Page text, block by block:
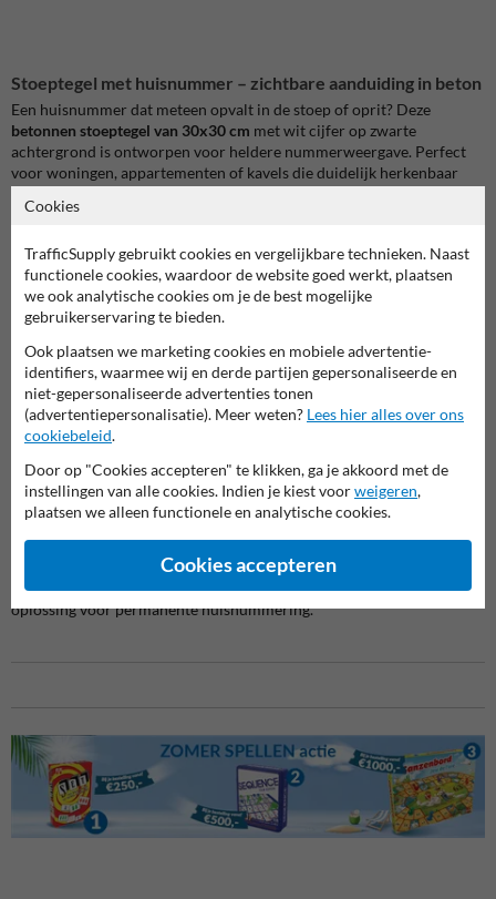
Stoeptegel met huisnummer – zichtbare aanduiding in beton
Een huisnummer dat meteen opvalt in de stoep of oprit? Deze
betonnen stoeptegel van 30x30 cm met wit cijfer op zwarte
achtergrond is ontworpen voor heldere nummerweergave. Perfect
voor woningen, appartementen of kavels die duidelijk herkenbaar
De tegel is vervaardigd uit hogesterktebeton en voorzien van een
slijtvaste opdruk. De witte cijfers springen duidelijk in het oog en
blijven goed leesbaar bij regen, vuil of intensief gebruik.
Toepassingsmogelijkheden
Deze nummertegel is geschikt voor:
Opritten van woningen
Voetpaden in woonwijken
Toegangen tot appartementsgebouwen
Parkeerzones met genummerde plaatsen
Bedrijfsterreinen met genummerde ingangen
Discreet geïntegreerd in de verharding
De tegel wordt ingewerkt in bestaande bestrating, waardoor je geen
aparte borden of stickers nodig hebt. Een nette, onderhoudsarme
oplossing voor permanente huisnummering.
Cookies
TrafficSupply gebruikt cookies en vergelijkbare technieken. Naast
functionele cookies, waardoor de website goed werkt, plaatsen
we ook analytische cookies om je de best mogelijke
gebruikerservaring te bieden.
Ook plaatsen we marketing cookies en mobiele advertentie-
identifiers, waarmee wij en derde partijen gepersonaliseerde en
niet-gepersonaliseerde advertenties tonen
(advertentiepersonalisatie). Meer weten? Lees hier alles over ons
cookiebeleid.
Door op "Cookies accepteren" te klikken, ga je akkoord met de
instellingen van alle cookies. Indien je kiest voorweigeren,
plaatsen we alleen functionele en analytische cookies.
Cookies accepteren